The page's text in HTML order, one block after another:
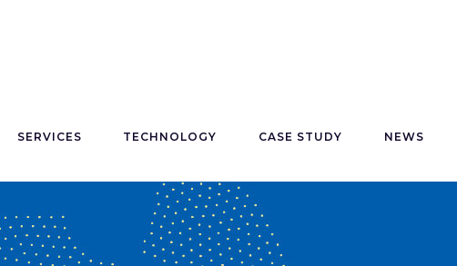
SERVICES TECHNOLOGY CASE STUDY NEWS